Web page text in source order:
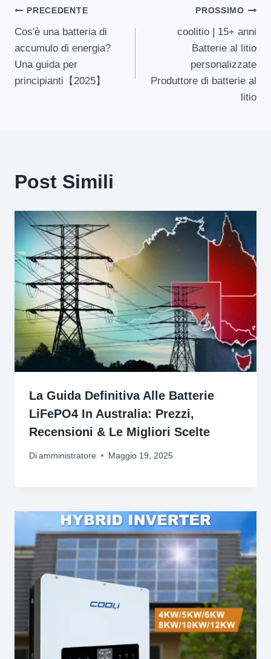
Posta
Navigazione
PRECEDENTE
Cos'è una batteria di
accumulo di energia?
Una guida per
principianti【2025】
PROSSIMO
coolitio | 15+ anni
Batterie al litio
personalizzate
Produttore di batterie al
litio
Post Simili
La Guida Definitiva Alle Batterie
LiFePO4 In Australia: Prezzi,
Recensioni & Le Migliori Scelte
Di amministratore Maggio 19, 2025